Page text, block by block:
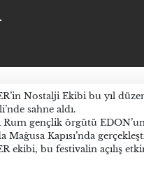
Nostalji Ekibi bu yıl
sahne aldı.
Rum gençlik örgütü
Mağusa Kapısı’nda
ekibi, bu festivalin açılış